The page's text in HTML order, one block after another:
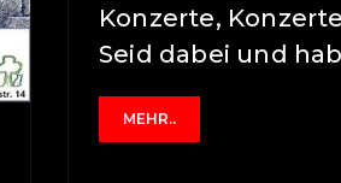
Konzerte,
Seid dabei und
MEHR..